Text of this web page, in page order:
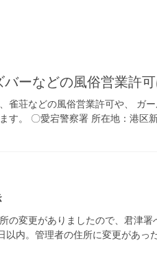
ーなどの風俗営業許
雀荘などの風俗営業許可や、 ガ
す。 〇愛宕警察署 所在地：港区
の変更がありましたので、君津
内。管理者の住所に変更があっ